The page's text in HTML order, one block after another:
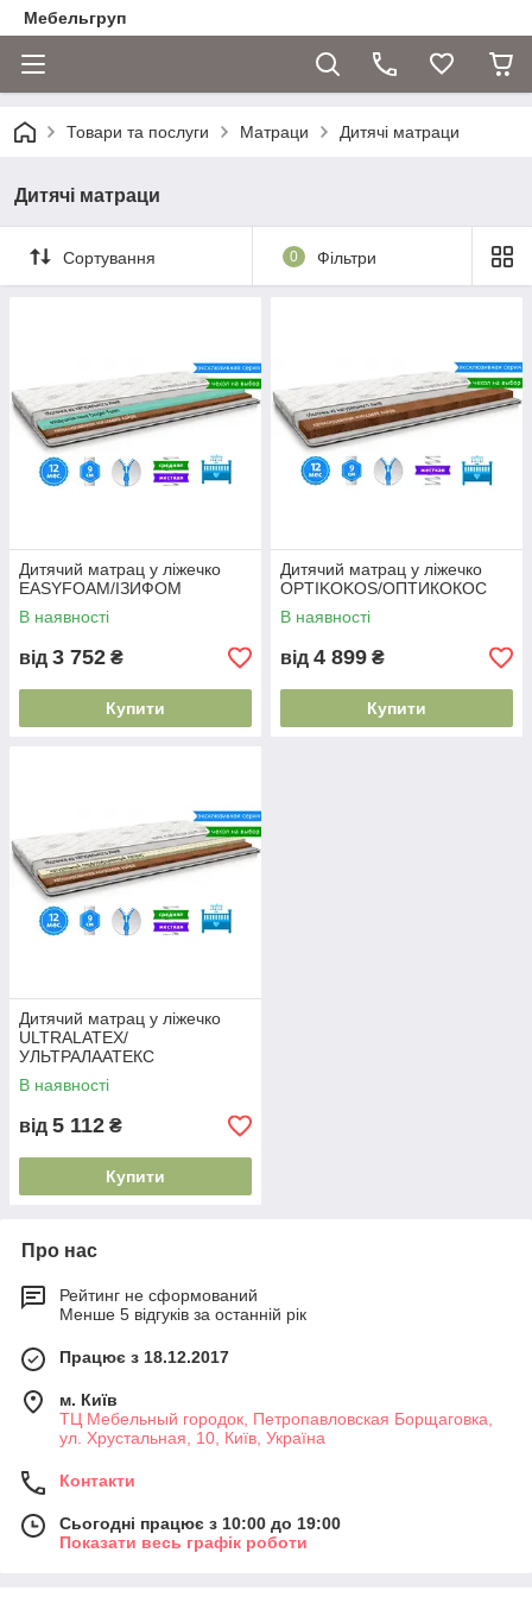
Мебельгруп
Товари та послуги Матраци Дитячі матраци
Дитячі матраци
Сортування 0 Фільтри
Дитячий матрац у ліжечко
EASYFOAM/ІЗИФОМ
В наявності
від 3 752 ₴
Купити
Дитячий матрац у ліжечко
OPTIKOKOS/ОПТИКОКОС
В наявності
від 4 899 ₴
Купити
Дитячий матрац у ліжечко
ULTRALATEX/
УЛЬТРАЛААТЕКС
В наявності
від 5 112 ₴
Купити
Про нас
Рейтинг не сформований
Менше 5 відгуків за останній рік
Працює з 18.12.2017
м. Київ
ТЦ Мебельный городок, Петропавловская Борщаговка,
ул. Хрустальная, 10, Київ, Україна
Контакти
Сьогодні працює з 10:00 до 19:00
Показати весь графік роботи